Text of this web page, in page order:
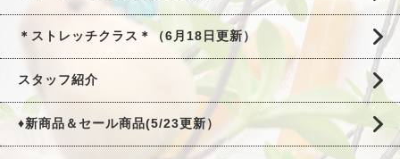
＊ストレッチクラス＊（6月18日更新）
スタッフ紹介
♦新商品＆セール商品(5/23更新）